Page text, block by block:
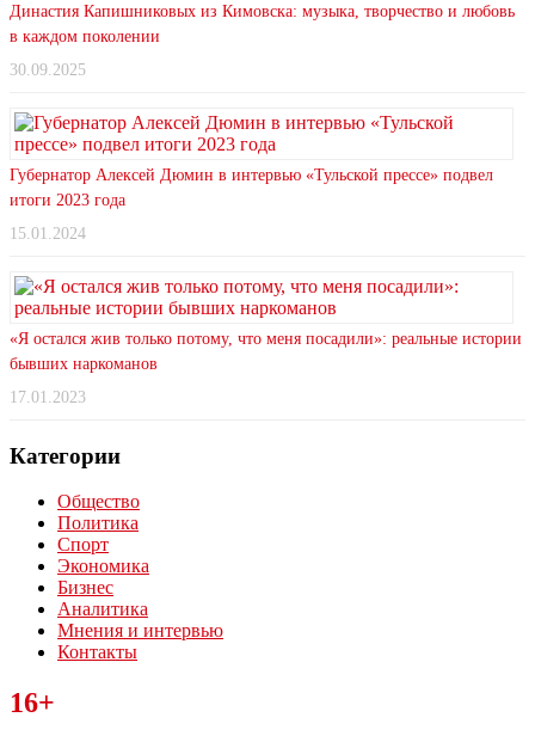
Династия Капишниковых из Кимовска: музыка, творчество и любовь
в каждом поколении
30.09.2025
Губернатор Алексей Дюмин в интервью «Тульской прессе» подвел
итоги 2023 года
15.01.2024
«Я остался жив только потому, что меня посадили»: реальные истории
бывших наркоманов
17.01.2023
Категории
Общество
Политика
Спорт
Экономика
Бизнес
Аналитика
Мнения и интервью
Контакты
Читайте последние новости дня в Тульской области на сайте
“ЗаНовомосковск”
16+